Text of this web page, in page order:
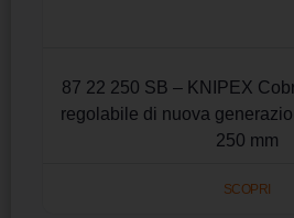
87 22 250 SB – KNIPEX
regolabile di nuova
250 mm
SCOPRI